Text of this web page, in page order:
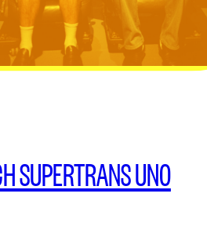
SUPERTRANS UNO